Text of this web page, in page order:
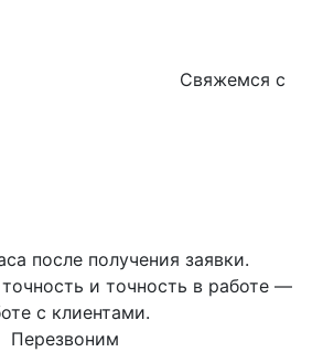
Свяжемся с
после получения заявки.
и точность в работе —
с клиентами.
Перезвоним